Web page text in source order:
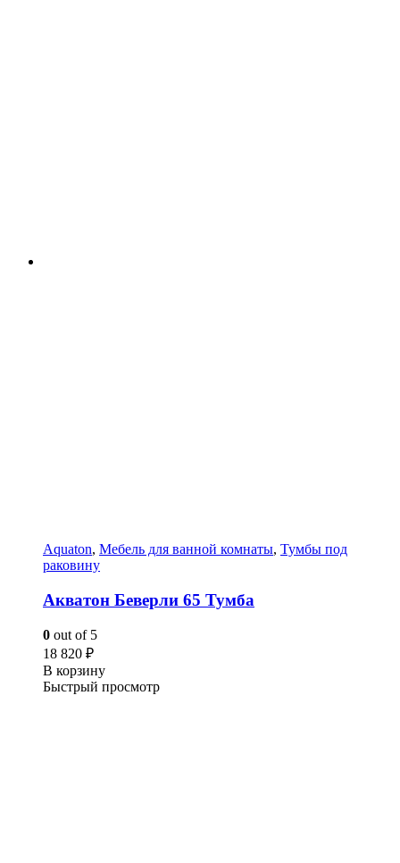
Aquaton, Мебель для ванной комнаты, Тумбы под
раковину
Акватон Беверли 65 Тумба
0 out of 5
18 820 ₽
В корзину
Быстрый просмотр